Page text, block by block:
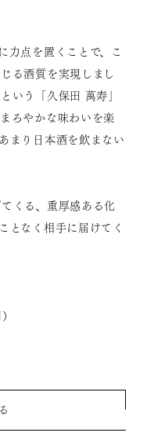
力点を置くことで、こ
る酒質を実現しまし
いう「久保田 萬寿」
ろやかな味わいを楽
まり日本酒を飲まない
くる、重厚感ある化
となく相手に届けてく